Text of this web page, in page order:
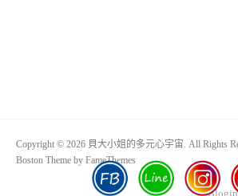
Copyright © 2026 貝大小姐的多元心宇宙. All Rights
Boston Theme by FameThemes